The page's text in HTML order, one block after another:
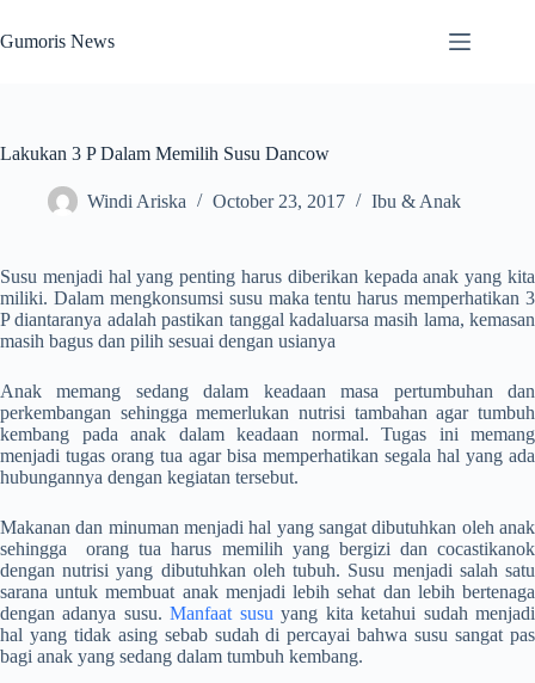
to
content
Gumoris News
Lakukan 3 P Dalam Memilih Susu Dancow
Windi Ariska October 23, 2017 Ibu & Anak
Susu menjadi hal yang penting harus diberikan kepada anak yang kita
miliki. Dalam mengkonsumsi susu maka tentu harus memperhatikan 3
P diantaranya adalah pastikan tanggal kadaluarsa masih lama, kemasan
masih bagus dan pilih sesuai dengan usianya
Anak memang sedang dalam keadaan masa pertumbuhan dan
perkembangan sehingga memerlukan nutrisi tambahan agar tumbuh
kembang pada anak dalam keadaan normal. Tugas ini memang
menjadi tugas orang tua agar bisa memperhatikan segala hal yang ada
hubungannya dengan kegiatan tersebut.
Makanan dan minuman menjadi hal yang sangat dibutuhkan oleh anak
sehingga orang tua harus memilih yang bergizi dan cocastikanok
dengan nutrisi yang dibutuhkan oleh tubuh. Susu menjadi salah satu
sarana untuk membuat anak menjadi lebih sehat dan lebih bertenaga
dengan adanya susu.Manfaat susu yang kita ketahui sudah menjadi
hal yang tidak asing sebab sudah di percayai bahwa susu sangat pas
bagi anak yang sedang dalam tumbuh kembang.